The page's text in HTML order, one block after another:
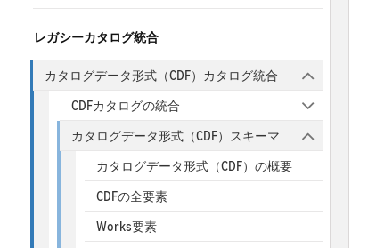
レガシーカタログ統合
カタログデータ形式（CDF）カタログ統合
CDFカタログの統合
カタログデータ形式（CDF）スキーマ
カタログデータ形式（CDF）の概要
CDFの全要素
Works要素